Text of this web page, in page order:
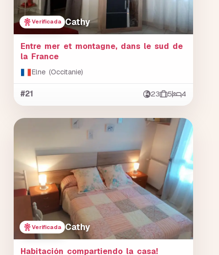
Verificada Cathy
Entre mer et montagne, dans le sud de
la France
Elne (Occitanie)
#21 23 5 4
Verificada Cathy
Habitación compartiendo la casa!